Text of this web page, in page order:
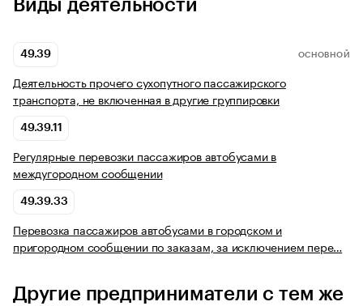
Виды деятельности
49.39 ОСНОВНОЙ
Деятельность прочего сухопутного пассажирского
транспорта, не включенная в другие группировки
49.39.11
Регулярные перевозки пассажиров автобусами в
междугородном сообщении
49.39.33
Перевозка пассажиров автобусами в городском и
пригородном сообщении по заказам, за исключением пере…
Другие предприниматели с тем же